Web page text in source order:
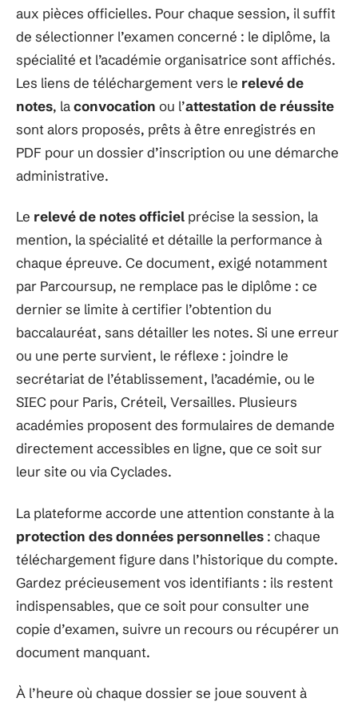
aux pièces officielles. Pour chaque session, il suffit
de sélectionner l’examen concerné : le diplôme, la
spécialité et l’académie organisatrice sont affichés.
Les liens de téléchargement vers le relevé de
notes, laconvocation ou l’attestation de réussite
sont alors proposés, prêts à être enregistrés en
PDF pour un dossier d’inscription ou une démarche
administrative.
Le relevé de notes officiel précise la session, la
mention, la spécialité et détaille la performance à
chaque épreuve. Ce document, exigé notamment
par Parcoursup, ne remplace pas le diplôme : ce
dernier se limite à certifier l’obtention du
baccalauréat, sans détailler les notes. Si une erreur
ou une perte survient, le réflexe : joindre le
secrétariat de l’établissement, l’académie, ou le
SIEC pour Paris, Créteil, Versailles. Plusieurs
académies proposent des formulaires de demande
directement accessibles en ligne, que ce soit sur
leur site ou via Cyclades.
La plateforme accorde une attention constante à la
protection des données personnelles : chaque
téléchargement figure dans l’historique du compte.
Gardez précieusement vos identifiants : ils restent
indispensables, que ce soit pour consulter une
copie d’examen, suivre un recours ou récupérer un
document manquant.
À l’heure où chaque dossier se joue souvent à